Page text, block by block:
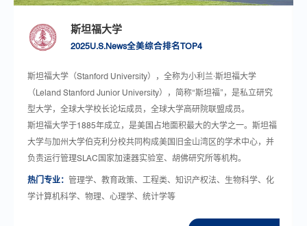
斯坦福大学
2025U.S.News全美综合排名TOP4
斯坦福大学（Stanford University），全称为小利兰·斯坦福大学
（Leland Stanford Junior University），简称“斯坦福”，是私立研究
型大学，全球大学校长论坛成员，全球大学高研院联盟成员。
斯坦福大学于1885年成立，是美国占地面积最大的大学之一。斯坦福
大学与加州大学伯克利分校共同构成美国旧金山湾区的学术中心，并
负责运行管理SLAC国家加速器实验室、胡佛研究所等机构。
热门专业： 管理学、教育政策、工程类、知识产权法、生物科学、化
学计算机科学、物理、心理学、统计学等